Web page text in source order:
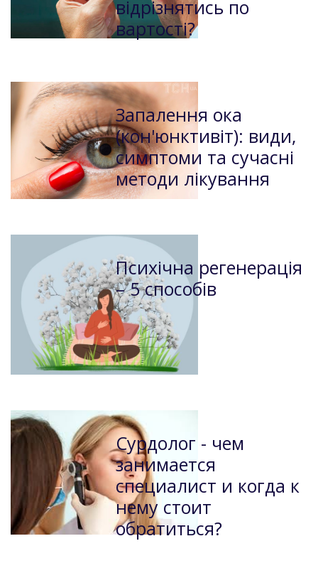
відрізнятись по
вартості?
Запалення ока
(кон'юнктивіт): види,
симптоми та сучасні
методи лікування
Психічна регенерація
– 5 способів
Сурдолог - чем
занимается
специалист и когда к
нему стоит
обратиться?